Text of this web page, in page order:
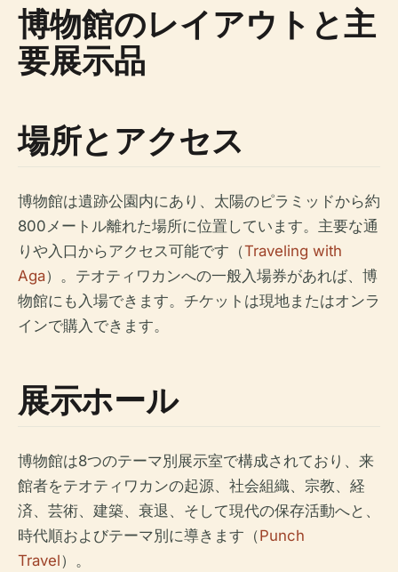
博物館のレイアウトと主
要展示品
場所とアクセス
博物館は遺跡公園内にあり、太陽のピラミッドから約
800メートル離れた場所に位置しています。主要な通
りや入口からアクセス可能です（Traveling with
Aga）。テオティワカンへの一般入場券があれば、博
物館にも入場できます。チケットは現地またはオンラ
インで購入できます。
展示ホール
博物館は8つのテーマ別展示室で構成されており、来
館者をテオティワカンの起源、社会組織、宗教、経
済、芸術、建築、衰退、そして現代の保存活動へと、
時代順およびテーマ別に導きます（Punch
Travel）。